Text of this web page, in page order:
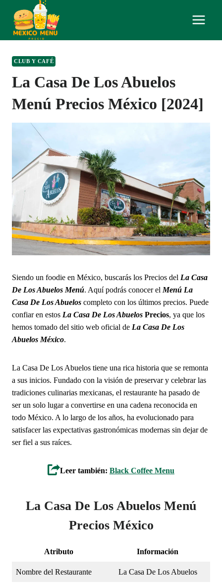
content
CLUB Y CAFÉ
La Casa De Los Abuelos
Menú Precios México [2024]
Siendo un foodie en México, buscarás los Precios del La Casa
De Los Abuelos Menú. Aquí podrás conocer el Menú La
Casa De Los Abuelos completo con los últimos precios. Puede
confiar en estos La Casa De Los Abuelos Precios, ya que los
hemos tomado del sitio web oficial de La Casa De Los
Abuelos México.
La Casa De Los Abuelos tiene una rica historia que se remonta
a sus inicios. Fundado con la visión de preservar y celebrar las
tradiciones culinarias mexicanas, el restaurante ha pasado de
ser un solo lugar a convertirse en una cadena reconocida en
todo México. A lo largo de los años, ha evolucionado para
satisfacer las expectativas gastronómicas modernas sin dejar de
ser fiel a sus raíces.
Leer también: Black Coffee Menu
La Casa De Los Abuelos Menú
Precios México
Atributo Información
Nombre del Restaurante La Casa De Los Abuelos